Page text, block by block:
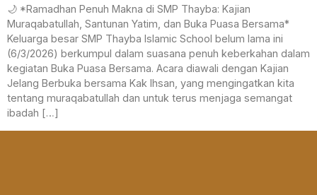
🌙 *Ramadhan Penuh Makna di SMP Thayba: Kajian
Muraqabatullah, Santunan Yatim, dan Buka Puasa Bersama*
Keluarga besar SMP Thayba Islamic School belum lama ini
(6/3/2026) berkumpul dalam suasana penuh keberkahan dalam
kegiatan Buka Puasa Bersama. Acara diawali dengan Kajian
Jelang Berbuka bersama Kak Ihsan, yang mengingatkan kita
tentang muraqabatullah dan untuk terus menjaga semangat
ibadah […]